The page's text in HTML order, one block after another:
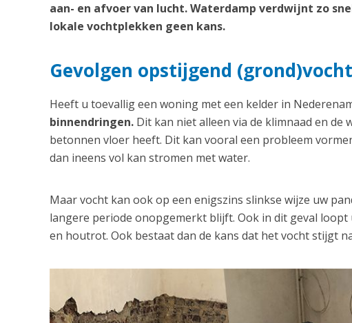
aan- en afvoer van lucht. Waterdamp verdwijnt zo
lokale vochtplekken geen kans.
Gevolgen opstijgend (grond)vocht
Heeft u toevallig een woning met een kelder in
binnendringen. Dit kan niet alleen via de klimnaad en de
betonnen vloer heeft. Dit kan vooral een probleem
dan ineens vol kan stromen met water.
Maar vocht kan ook op een enigszins slinkse wijze uw
langere periode onopgemerkt blijft. Ook in dit geval
en houtrot. Ook bestaat dan de kans dat het vocht stijgt